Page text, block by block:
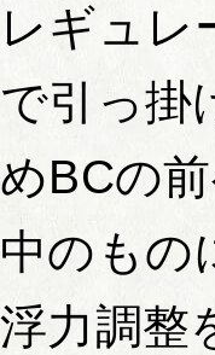
レギュレ
で引っ掛
めBCの
中のもの
浮力調整